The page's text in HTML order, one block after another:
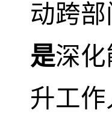
动跨
是深
升工